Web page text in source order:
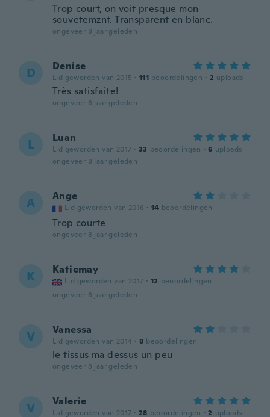
Trop court, on voit presque mon
souvetemznt. Transparent en blanc.
ongeveer 8 jaar geleden
D Denise
Lid geworden van 2015 · 111 beoordelingen · 2 uploads
Très satisfaite!
ongeveer 8 jaar geleden
L Luan
Lid geworden van 2017 · 33 beoordelingen · 6 uploads
ongeveer 8 jaar geleden
A Ange
Lid geworden van 2016 · 14 beoordelingen
Trop courte
ongeveer 8 jaar geleden
K Katiemay
Lid geworden van 2017 · 12 beoordelingen
ongeveer 8 jaar geleden
V Vanessa
Lid geworden van 2014 · 8 beoordelingen
le tissus ma dessus un peu
ongeveer 8 jaar geleden
V Valerie
Lid geworden van 2017 · 28 beoordelingen · 2 uploads